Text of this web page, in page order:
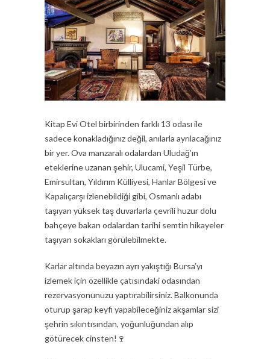
Kitap Evi Otel birbirinden farklı 13 odası ile
sadece konakladığınız değil, anılarla ayrılacağınız
bir yer. Ova manzaralı odalardan Uludağ’ın
eteklerine uzanan şehir, Ulucami, Yeşil Türbe,
Emirsultan, Yıldırım Külliyesi, Hanlar Bölgesi ve
Kapalıçarşı izlenebildiği gibi, Osmanlı adabı
taşıyan yüksek taş duvarlarla çevrili huzur dolu
bahçeye bakan odalardan tarihi semtin hikayeler
taşıyan sokakları görülebilmekte.
Karlar altında beyazın ayrı yakıştığı Bursa’yı
izlemek için özellikle çatısındaki odasından
rezervasyonunuzu yaptırabilirsiniz. Balkonunda
oturup şarap keyfi yapabileceğiniz akşamlar sizi
şehrin sıkıntısından, yoğunluğundan alıp
götürecek cinsten!🍷